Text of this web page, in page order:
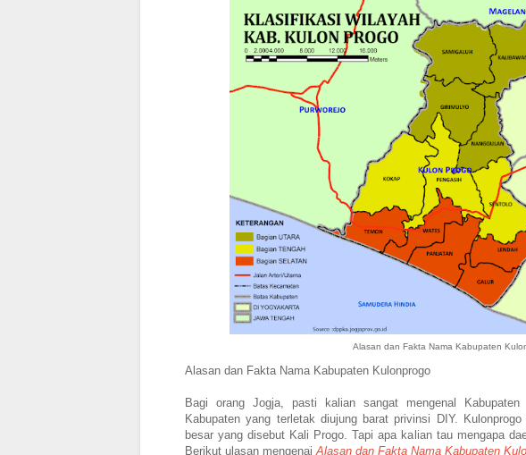
Alasan dan Fakta Nama Kabupaten
Alasan dan Fakta Nama Kabupaten Kulonprogo
Bagi orang Jogja, pasti kalian sangat mengenal Kabupaten
Kabupaten yang terletak diujung barat privinsi DIY.
besar yang disebut Kali Progo. Tapi apa kalian tau mengapa
Berikut ulasan mengenaiAlasan dan Fakta Nama Kabupaten